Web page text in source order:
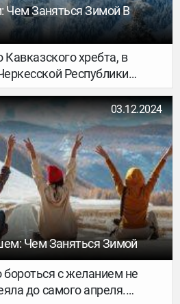
Чем Заняться Зимой В
Кавказского хребта, в
Республики
для лыжников и
страны — всесезонный
курорт «Архыз».
всё устроено и что
между раскатыванием
03.12.2024
Чем Заняться Зимой
с желанием не
до самого апреля.